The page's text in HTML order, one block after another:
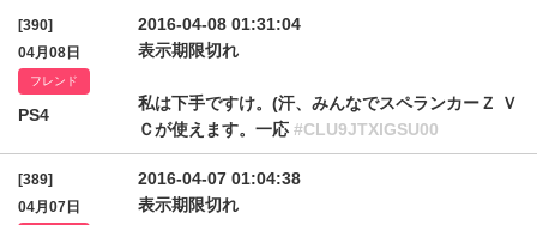
[390]
04月08日
フレンド
PS4
2016-04-08 01:31:04
表示期限切れ
私は下手ですけ。(汗、みんなでスペランカーＺ Ｖ
Ｃが使えます。一応 #CLU9JTXlGSU00
[389]
04月07日
2016-04-07 01:04:38
表示期限切れ